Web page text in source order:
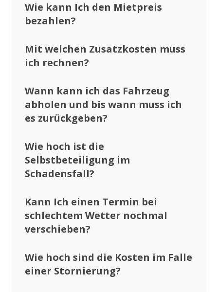
Wie kann Ich den Mietpreis
bezahlen?
Mit welchen Zusatzkosten muss
ich rechnen?
Wann kann ich das Fahrzeug
abholen und bis wann muss ich
es zurückgeben?
Wie hoch ist die
Selbstbeteiligung im
Schadensfall?
Kann Ich einen Termin bei
schlechtem Wetter nochmal
verschieben?
Wie hoch sind die Kosten im Falle
einer Stornierung?